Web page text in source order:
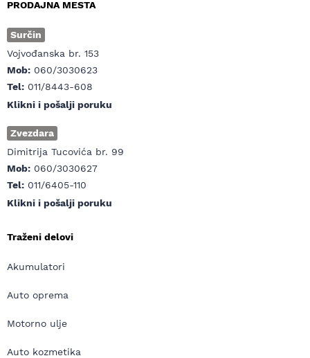
PRODAJNA MESTA
Surčin
Vojvođanska br. 153
Mob: 060/3030623
Tel: 011/8443-608
Klikni i pošalji poruku
Zvezdara
Dimitrija Tucovića br. 99
Mob: 060/3030627
Tel: 011/6405-110
Klikni i pošalji poruku
Traženi delovi
Akumulatori
Auto oprema
Motorno ulje
Auto kozmetika